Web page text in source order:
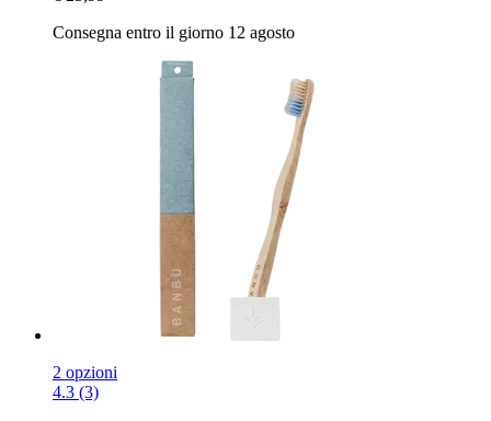
Consegna entro il giorno 12 agosto
2 opzioni
4.3 (3)